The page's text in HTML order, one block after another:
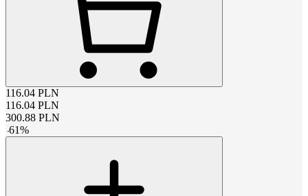
116.04 PLN
116.04 PLN
300.88 PLN
-61%